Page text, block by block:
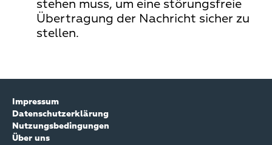
stehen muss, um eine störungsfreie
Übertragung der Nachricht sicher zu
stellen.
Impressum
Datenschutzerklärung
Nutzungsbedingungen
Über uns